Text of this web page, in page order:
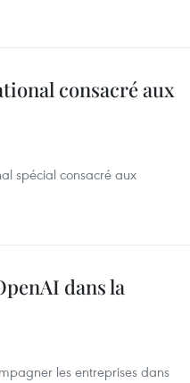
consacré aux
spécial consacré aux
dans la
les entreprises dans